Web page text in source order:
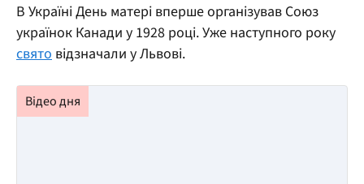
В Україні День матері вперше організував Союз
українок Канади у 1928 році. Уже наступного року
свято відзначали у Львові.